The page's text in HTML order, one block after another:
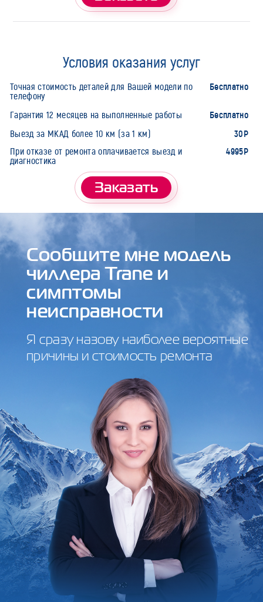
Условия оказания услуг
Точная стоимость деталей для Вашей модели по
телефону
Бесплатно
Гарантия 12 месяцев на выполненные работы Бесплатно
Выезд за МКАД более 10 км (за 1 км) 30Р
При отказе от ремонта оплачивается выезд и
диагностика
4995Р
Заказать
Сообщите мне модель
чиллера Trane и
симптомы
неисправности
Я сразу назову наиболее вероятные
причины и стоимость ремонта